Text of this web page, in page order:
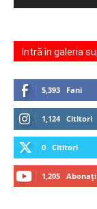
Intră în galeria
5,393 Fani
1,124 Cititori
0 Cititori
1,205 Abonați